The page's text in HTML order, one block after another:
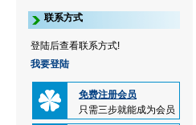
联系方式
登陆后查看联系方式!
我要登陆
免费注册会员
只需三步就能成为会员